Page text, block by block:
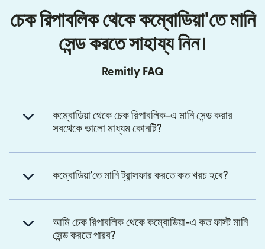
চেক রিপাবলিক থেকে কম্বোডিয়া'তে মানি
সেন্ড করতে সাহায্য নিন।
Remitly FAQ
কম্বোডিয়া থেকে চেক রিপাবলিক-এ মানি সেন্ড করার
সবথেকে ভালো মাধ্যম কোনটি?
কম্বোডিয়া'তে মানি ট্রান্সফার করতে কত খরচ হবে?
আমি চেক রিপাবলিক থেকে কম্বোডিয়া-এ কত ফাস্ট মানি
সেন্ড করতে পারব?